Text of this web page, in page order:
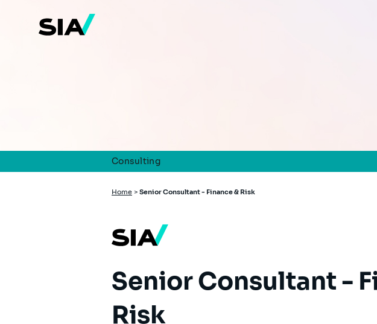
Consulting
Breadcrumb
Home > Senior Consultant - Finance & Risk
Senior Consultant -
Risk